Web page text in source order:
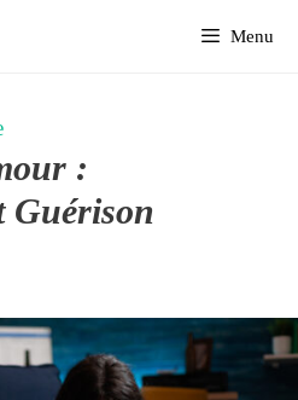
Menu
:
Guérison